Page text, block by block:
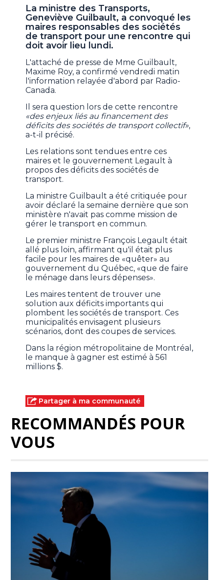
La ministre des Transports,
Geneviève Guilbault, a convoqué les
maires responsables des sociétés
de transport pour une rencontre qui
doit avoir lieu lundi.
L'attaché de presse de Mme Guilbault,
Maxime Roy, a confirmé vendredi matin
l'information relayée d'abord par Radio-
Canada.
Il sera question lors de cette rencontre
«des enjeux liés au financement des
déficits des sociétés de transport collectif»,
a-t-il précisé.
Les relations sont tendues entre ces
maires et le gouvernement Legault à
propos des déficits des sociétés de
transport.
La ministre Guilbault a été critiquée pour
avoir déclaré la semaine dernière que son
ministère n'avait pas comme mission de
gérer le transport en commun.
Le premier ministre François Legault était
allé plus loin, affirmant qu'il était plus
facile pour les maires de «quêter» au
gouvernement du Québec, «que de faire
le ménage dans leurs dépenses».
Les maires tentent de trouver une
solution aux déficits importants qui
plombent les sociétés de transport. Ces
municipalités envisagent plusieurs
scénarios, dont des coupes de services.
Dans la région métropolitaine de Montréal,
le manque à gagner est estimé à 561
millions $.
Partager à ma communauté
RECOMMANDÉS POUR
VOUS